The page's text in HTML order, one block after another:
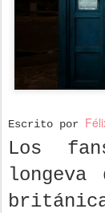
Escrito por
Los